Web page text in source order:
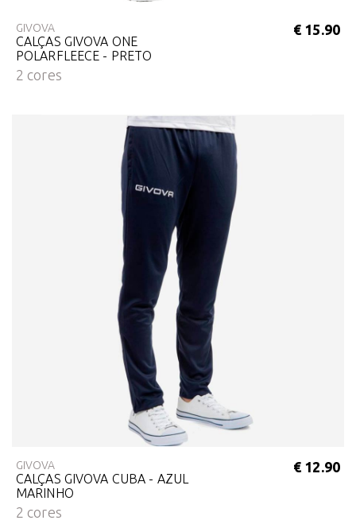
GIVOVA
CALÇAS GIVOVA ONE
POLARFLEECE - PRETO
2 cores
€ 15.90
GIVOVA
CALÇAS GIVOVA CUBA - AZUL
MARINHO
2 cores
€ 12.90